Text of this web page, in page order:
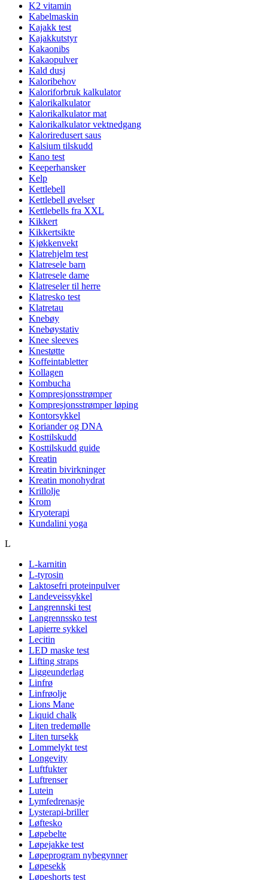
K2 vitamin
Kabelmaskin
Kajakk test
Kajakkutstyr
Kakaonibs
Kakaopulver
Kald dusj
Kaloribehov
Kaloriforbruk kalkulator
Kalorikalkulator
Kalorikalkulator mat
Kalorikalkulator vektnedgang
Kaloriredusert saus
Kalsium tilskudd
Kano test
Keeperhansker
Kelp
Kettlebell
Kettlebell øvelser
Kettlebells fra XXL
Kikkert
Kikkertsikte
Kjøkkenvekt
Klatrehjelm test
Klatresele barn
Klatresele dame
Klatreseler til herre
Klatresko test
Klatretau
Knebøy
Knebøystativ
Knee sleeves
Knestøtte
Koffeintabletter
Kollagen
Kombucha
Kompresjonsstrømper
Kompresjonsstrømper løping
Kontorsykkel
Koriander og DNA
Kosttilskudd
Kosttilskudd guide
Kreatin
Kreatin bivirkninger
Kreatin monohydrat
Krillolje
Krom
Kryoterapi
Kundalini yoga
L
L-karnitin
L-tyrosin
Laktosefri proteinpulver
Landeveissykkel
Langrennski test
Langrennssko test
Lapierre sykkel
Lecitin
LED maske test
Lifting straps
Liggeunderlag
Linfrø
Linfrøolje
Lions Mane
Liquid chalk
Liten tredemølle
Liten tursekk
Lommelykt test
Longevity
Luftfukter
Luftrenser
Lutein
Lymfedrenasje
Lysterapi-briller
Løftesko
Løpebelte
Løpejakke test
Løpeprogram nybegynner
Løpesekk
Løpeshorts test